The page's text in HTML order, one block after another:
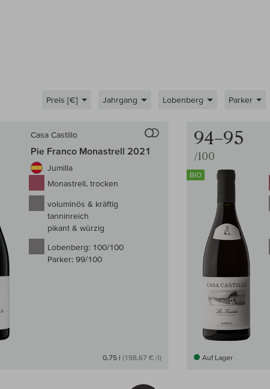
Preis [€] Jahrgang Lobenberg Parker
Casa Castillo
Pie Franco Monastrell 2021
Jumilla
Monastrell, trocken
voluminös & kräftig
tanninreich
pikant & würzig
Lobenberg: 100/100
Parker: 99/100
0,75 l (198,67 € /l)
94–95
/100
BIO
Auf Lager